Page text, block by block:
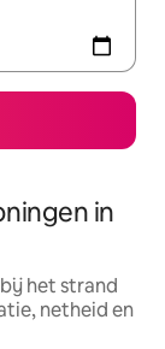
in
het strand
netheid en